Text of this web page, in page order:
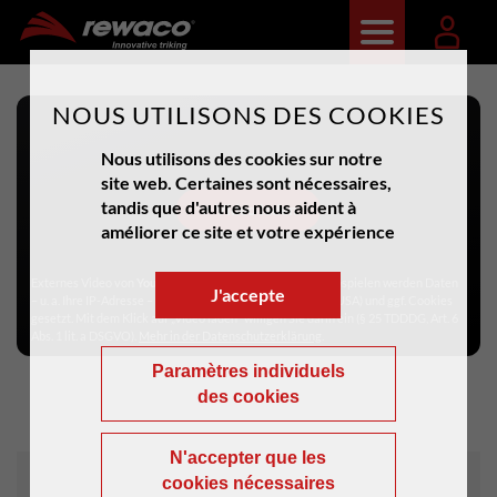
NOUS UTILISONS DES COOKIES
Nous utilisons des cookies sur notre
site web. Certaines sont nécessaires,
tandis que d'autres nous aident à
améliorer ce site et votre expérience
J'accepte
Paramètres individuels
des cookies
N'accepter que les
cookies nécessaires
Video laden
– u. a. Ihre IP-Adresse – an Google übertragen (auch in die USA) und ggf. Cookies
gesetzt. Mit dem Klick auf „Video laden" willigen Sie darin ein (§ 25 TDDDG, Art. 6